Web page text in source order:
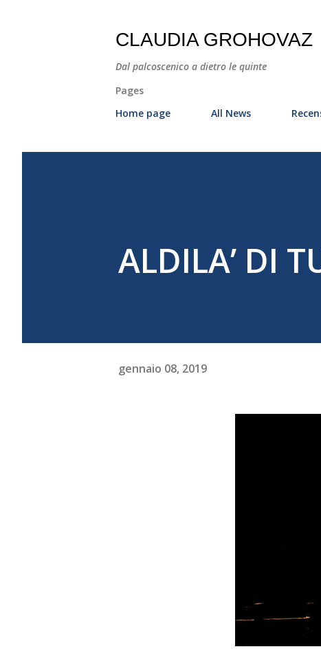
CLAUDIA GROHOVAZ
Dal palcoscenico a dietro le quinte
Pages
Home page
All News
ALDILA’ DI
gennaio 08, 2019